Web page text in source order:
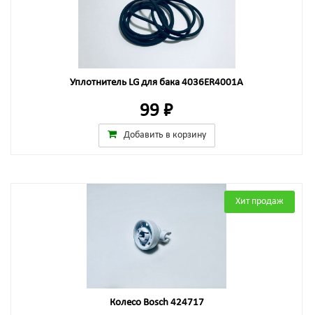
Уплотнитель LG для бака 4036ER4001A
99 ₽
Добавить в корзину
Хит продаж
Колесо Bosch 424717